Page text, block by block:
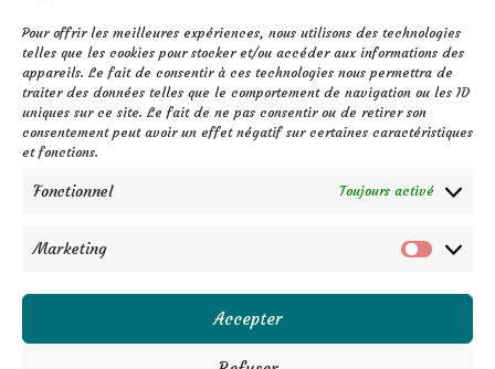
Pour offrir les meilleures expériences, nous utilisons des technologies
telles que les cookies pour stocker et/ou accéder aux informations des
appareils. Le fait de consentir à ces technologies nous permettra de
traiter des données telles que le comportement de navigation ou les ID
uniques sur ce site. Le fait de ne pas consentir ou de retirer son
consentement peut avoir un effet négatif sur certaines caractéristiques
et fonctions.
Fonctionnel Toujours activé
Marketing
Accepter
Mentions légales
Confidentialité
C.G.V.
FAQ
Contact
F
c
P
n
I
s